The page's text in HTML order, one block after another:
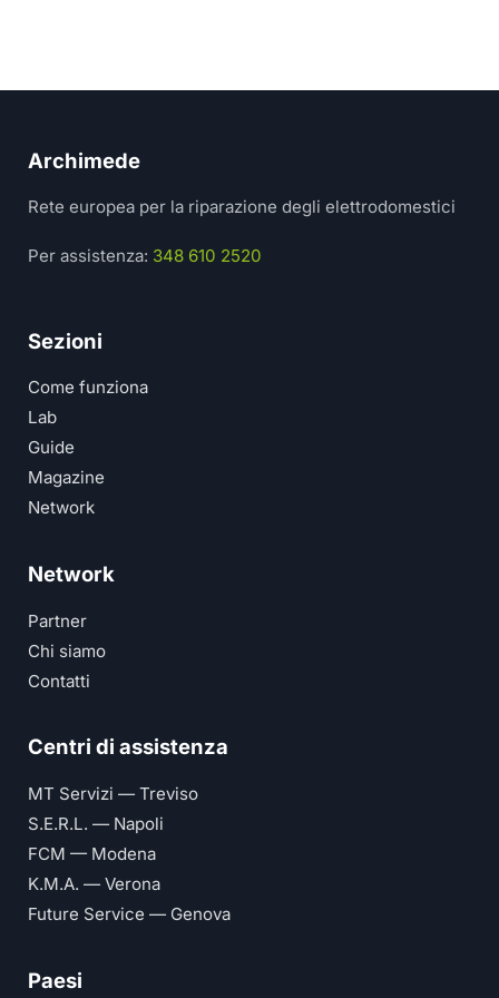
Archimede
Rete europea per la riparazione degli elettrodomestici
Per assistenza: 348 610 2520
Sezioni
Come funziona
Lab
Guide
Magazine
Network
Network
Partner
Chi siamo
Contatti
Centri di assistenza
MT Servizi — Treviso
S.E.R.L. — Napoli
FCM — Modena
K.M.A. — Verona
Future Service — Genova
Paesi